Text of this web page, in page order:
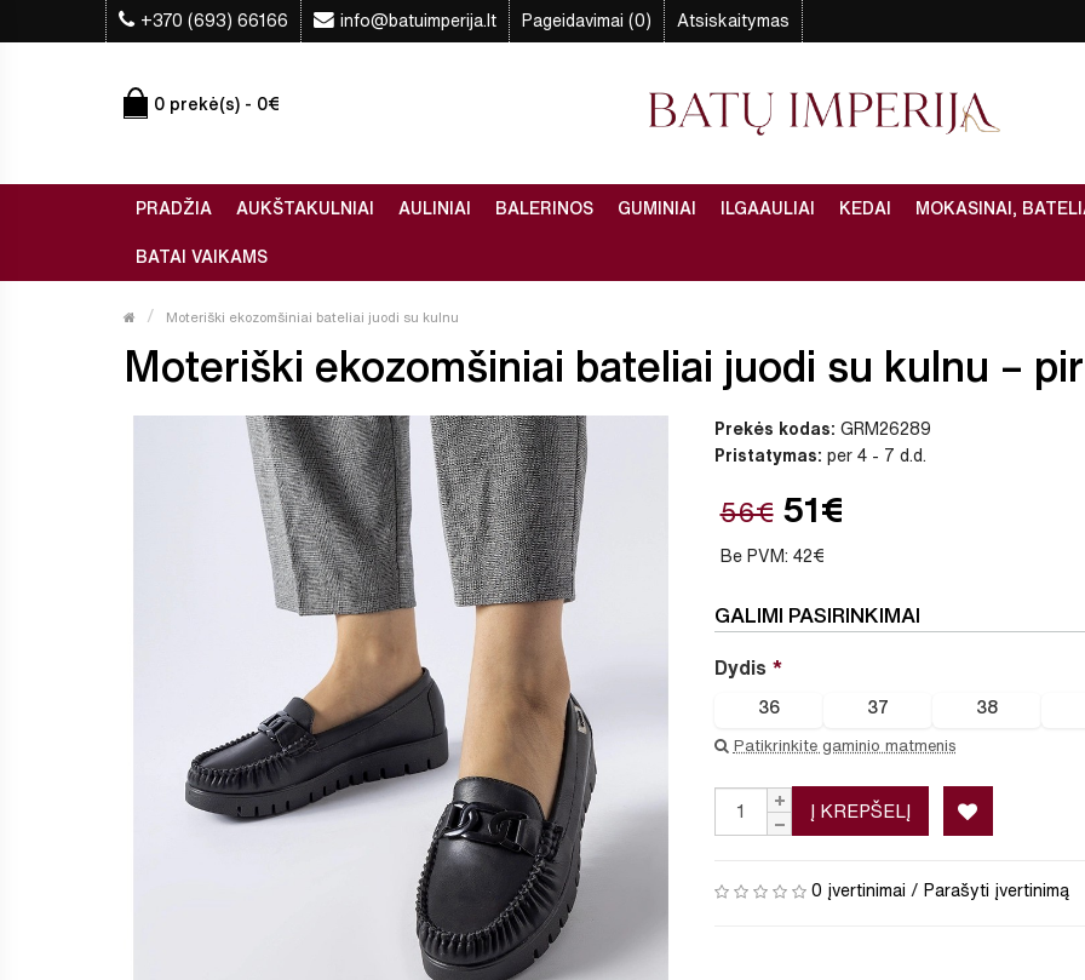
+370 (693) 66166 info@batuimperija.lt Pageidavimai (0) Atsiskaitymas
0 prekė(s) - 0€
PRADŽIA AUKŠTAKULNIAI AULINIAI BALERINOS GUMINIAI ILGAAULIAI KEDAI MOKASINAI,
BATAI VAIKAMS
Moteriški ekozomšiniai bateliai juodi su kulnu
Moteriški ekozomšiniai bateliai juodi su kulnu –
Prekės kodas: GRM26289
Pristatymas: per 4 - 7 d.d.
56€ 51€
Be PVM: 42€
GALIMI PASIRINKIMAI
Dydis
36 37 38
Patikrinkite gaminio matmenis
Į KREPŠELĮ
0 įvertinimai / Parašyti įvertinimą